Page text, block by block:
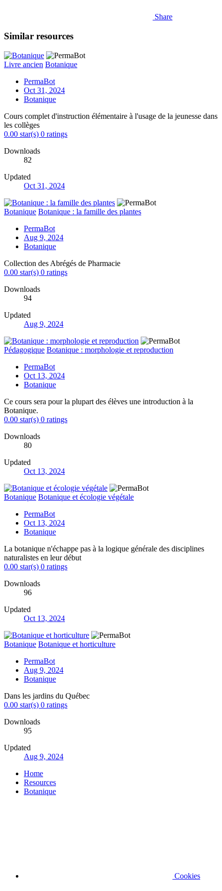
Share
Similar resources
Livre ancien Botanique
PermaBot
Oct 31, 2024
Botanique
Cours complet d'instruction élémentaire à l'usage de la jeunesse dans
les collèges
0.00 star(s) 0 ratings
Downloads
82
Updated
Oct 31, 2024
Botanique Botanique : la famille des plantes
PermaBot
Aug 9, 2024
Botanique
Collection des Abrégés de Pharmacie
0.00 star(s) 0 ratings
Downloads
94
Updated
Aug 9, 2024
Pédagogique Botanique : morphologie et reproduction
PermaBot
Oct 13, 2024
Botanique
Ce cours sera pour la plupart des élèves une introduction à la
Botanique.
0.00 star(s) 0 ratings
Downloads
80
Updated
Oct 13, 2024
Botanique Botanique et écologie végétale
PermaBot
Oct 13, 2024
Botanique
La botanique n'échappe pas à la logique générale des disciplines
naturalistes en leur début
0.00 star(s) 0 ratings
Downloads
96
Updated
Oct 13, 2024
Botanique Botanique et horticulture
PermaBot
Aug 9, 2024
Botanique
Dans les jardins du Québec
0.00 star(s) 0 ratings
Downloads
95
Updated
Aug 9, 2024
Home
Resources
Botanique
Cookies